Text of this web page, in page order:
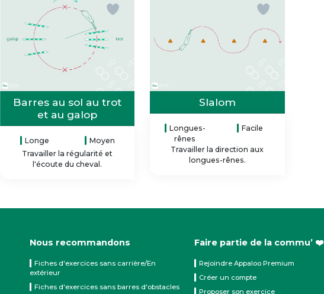
Barres au sol au trot
et au galop
Longe
Moyen
Travailler la régularité et
l'écoute du cheval.
Slalom
Longues-
rênes
Facile
Travailler la direction aux
longues-rênes.
Nous recommandons
Fiches d'exercices sans carrière/En
extérieur
Fiches d'exercices sans barres d'obstacles
Faire partie de la commu’ ❤️
Rejoindre Appaloo Premium
Créer un compte
Proposer son exercice